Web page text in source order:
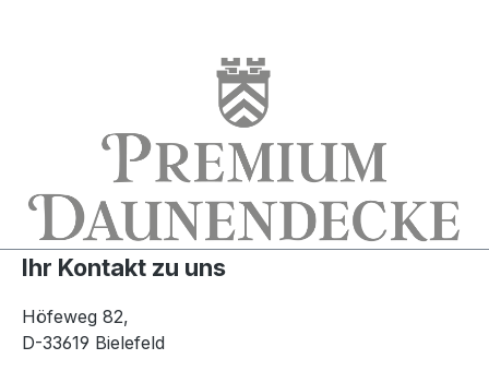
Ihr Kontakt zu uns
Höfeweg 82,
D-33619 Bielefeld